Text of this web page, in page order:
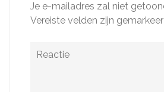
Je e-mailadres zal niet
Vereiste velden zijn
Reactie